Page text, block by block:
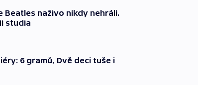
Beatles naživo nikdy nehráli.
studia
6 gramů, Dvě deci tuše i